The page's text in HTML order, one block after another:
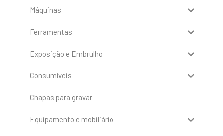
Máquinas
Ferramentas
Exposição e Embrulho
Consumíveis
Chapas para gravar
Equipamento e mobiliário